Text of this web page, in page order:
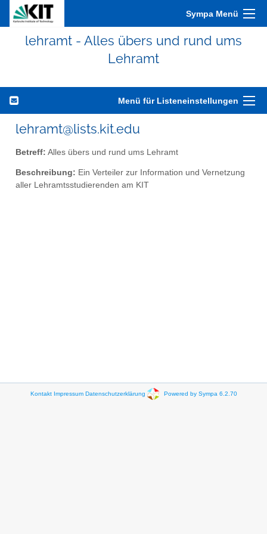
Sympa Menü
lehramt - Alles übers und rund ums
Lehramt
Menü für Listeneinstellungen
lehramt@lists.kit.edu
Betreff: Alles übers und rund ums Lehramt
Beschreibung: Ein Verteiler zur Information und Vernetzung
aller Lehramtsstudierenden am KIT
Kontakt Impressum Datenschutzerklärung Powered by Sympa 6.2.70